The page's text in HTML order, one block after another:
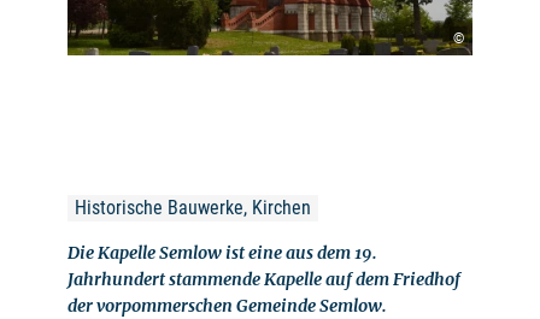
©
Historische Bauwerke, Kirchen
Die Kapelle Semlow ist eine aus dem 19.
Jahrhundert stammende Kapelle auf dem Friedhof
der vorpommerschen Gemeinde Semlow.